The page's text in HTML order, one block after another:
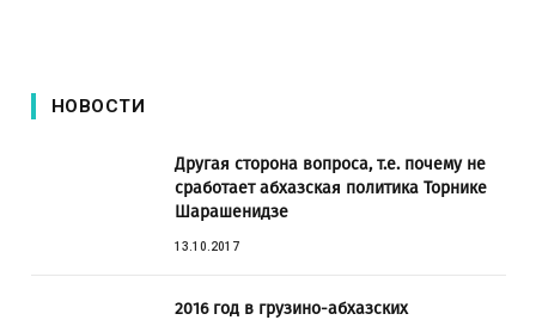
НОВОСТИ
Другая сторона вопроса, т.е. почему не
сработает абхазская политика Торнике
Шарашенидзе
13.10.2017
2016 год в грузино-абхазских